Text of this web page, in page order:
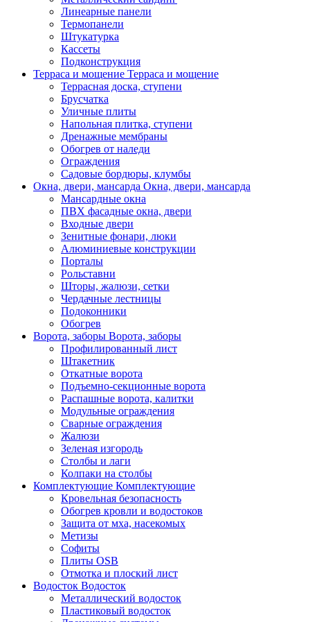
Линеарные панели
Термопанели
Штукатурка
Кассеты
Подконструкция
Терраса и мощение Терраса и мощение
Террасная доска, ступени
Брусчатка
Уличные плиты
Напольная плитка, ступени
Дренажные мембраны
Обогрев от наледи
Ограждения
Садовые бордюры, клумбы
Окна, двери, мансарда Окна, двери, мансарда
Мансардные окна
ПВХ фасадные окна, двери
Входные двери
Зенитные фонари, люки
Алюминиевые конструкции
Порталы
Рольставни
Шторы, жалюзи, сетки
Чердачные лестницы
Подоконники
Обогрев
Ворота, заборы Ворота, заборы
Профилированный лист
Штакетник
Откатные ворота
Подъемно-секционные ворота
Распашные ворота, калитки
Модульные ограждения
Сварные ограждения
Жалюзи
Зеленая изгородь
Столбы и лаги
Колпаки на столбы
Комплектующие Комплектующие
Кровельная безопасность
Обогрев кровли и водостоков
Защита от мха, насекомых
Метизы
Софиты
Плиты OSB
Отмотка и плоский лист
Водосток Водосток
Металлический водосток
Пластиковый водосток